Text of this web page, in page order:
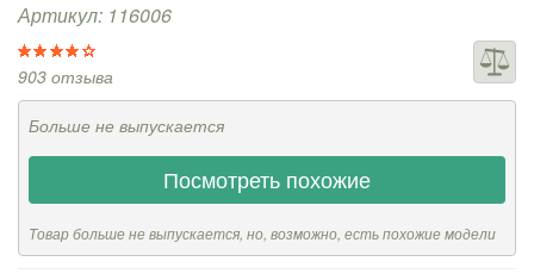
Артикул: 116006
903 отзыва
Больше не выпускается
Посмотреть похожие
Товар больше не выпускается, но, возможно, есть похожие модели